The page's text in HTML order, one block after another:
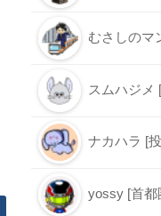
むさしのマ
スムハジメ
ナカハラ [投
yossy [首都